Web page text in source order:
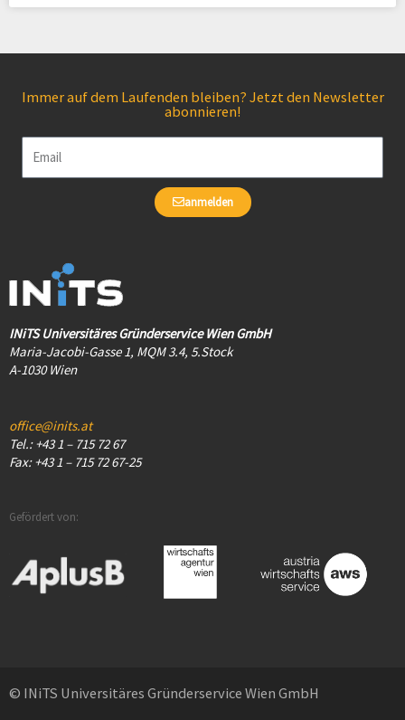
Immer auf dem Laufenden bleiben? Jetzt den Newsletter
abonnieren!
Email
anmelden
INiTS Universitäres Gründerservice Wien GmbH
Maria-Jacobi-Gasse 1, MQM 3.4, 5.Stock
A-1030 Wien
office@inits.at
Tel.: +43 1 – 715 72 67
Fax: +43 1 – 715 72 67-25
Gefördert von:
© INiTS Universitäres Gründerservice Wien GmbH